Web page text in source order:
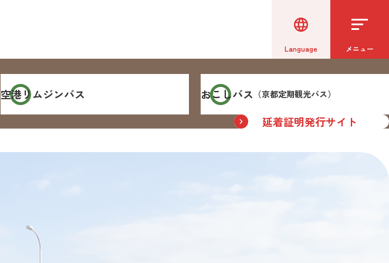
Language メニュー
空港リムジンバス おこしバス （京都定期観光バス）
延着証明発行サイト